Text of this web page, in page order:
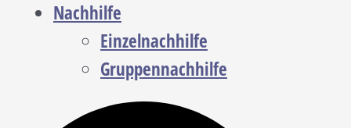
Nachhilfe
Einzelnachhilfe
Gruppennachhilfe